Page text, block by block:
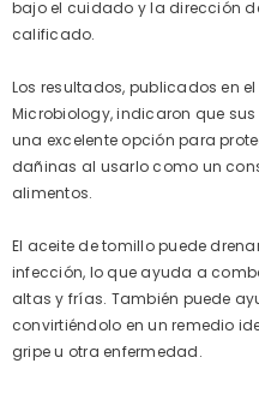
bajo el cuidado y la dirección
calificado.
Los resultados, publicados en
Microbiology, indicaron que
una excelente opción para
dañinas al usarlo como un
alimentos.
El aceite de tomillo puede
infección, lo que ayuda a
altas y frías. También puede
convirtiéndolo en un remedio
gripe u otra enfermedad.